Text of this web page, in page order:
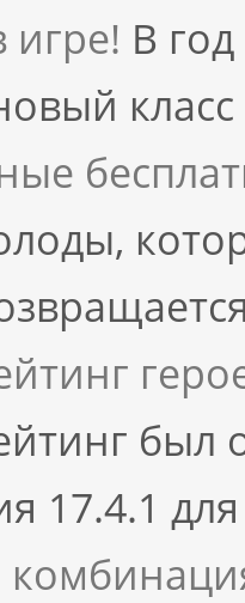
игре! В
был
17.4.1